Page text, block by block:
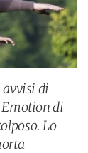
di
di
Lo